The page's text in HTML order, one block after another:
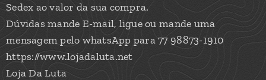
Sedex ao valor da sua compra.
Dúvidas mande E-mail, ligue ou mande uma
mensagem pelo whatsApp para 77 98873-1910
https://www.lojadaluta.net
Loja Da Luta